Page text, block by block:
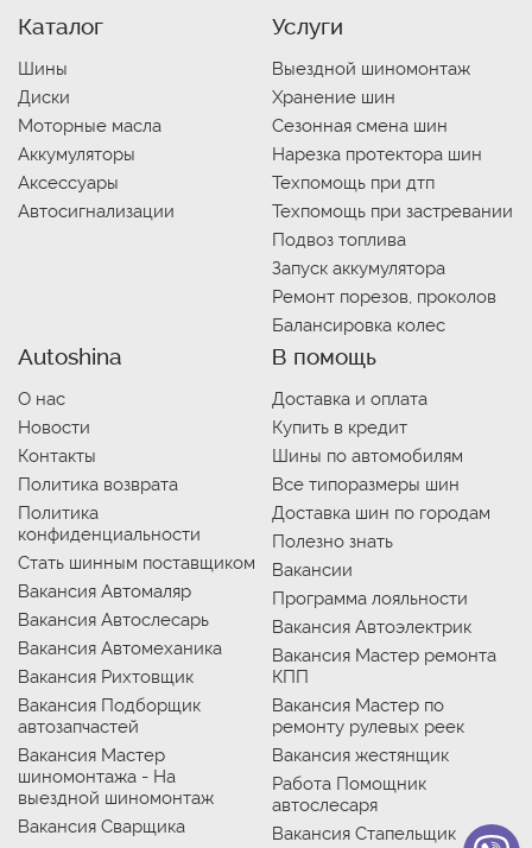
Каталог
Шины
Диски
Моторные масла
Аккумуляторы
Аксессуары
Автосигнализации
Услуги
Выездной шиномонтаж
Хранение шин
Сезонная смена шин
Нарезка протектора шин
Техпомощь при дтп
Техпомощь при застревании
Подвоз топлива
Запуск аккумулятора
Ремонт порезов, проколов
Балансировка колес
Autoshina
О нас
Новости
Контакты
Политика возврата
Политика
конфиденциальности
Стать шинным поставщиком
Вакансия Автомаляр
Вакансия Автослесарь
Вакансия Автомеханика
Вакансия Рихтовщик
Вакансия Подборщик
автозапчастей
Вакансия Мастер
шиномонтажа - На
выездной шиномонтаж
Вакансия Сварщика
В помощь
Доставка и оплата
Купить в кредит
Шины по автомобилям
Все типоразмеры шин
Доставка шин по городам
Полезно знать
Вакансии
Программа лояльности
Вакансия Автоэлектрик
Вакансия Мастер ремонта
КПП
Вакансия Мастер по
ремонту рулевых реек
Вакансия жестянщик
Работа Помощник
автослесаря
Вакансия Стапельщик